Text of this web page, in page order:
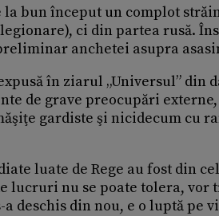
la bun început un complot
ci din partea rusă.
anchetei asupra
în ziarul „Universul” din
de grave preocupări
gardiste şi nicidecum cu
luate de Rege au fost din
lucruri nu se poate tolera,
a deschis din nou, e o luptă pe